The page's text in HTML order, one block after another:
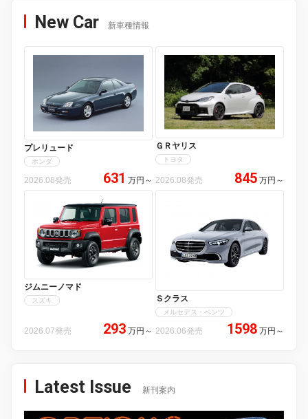
New Car 新車種情報
プレリュード
ホンダ
2026.08発売 631 万円 ～
ＧＲヤリス
トヨタ
2026.08発売 845 万円 ～
ジムニーノマド
スズキ
2026.07発売 293 万円 ～
Ｓクラス
メルセデス・ベンツ
2026.06発売 1598 万円 ～
Latest Issue 新刊案内